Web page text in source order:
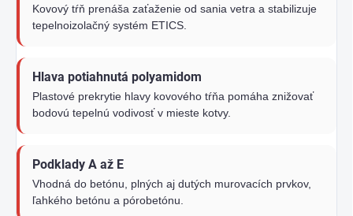
Kovový tŕň prenáša zaťaženie od sania vetra a stabilizuje
tepelnoizolačný systém ETICS.
Hlava potiahnutá polyamidom
Plastové prekrytie hlavy kovového tŕňa pomáha znižovať
bodovú tepelnú vodivosť v mieste kotvy.
Podklady A až E
Vhodná do betónu, plných aj dutých murovacích prvkov,
ľahkého betónu a pórobetónu.